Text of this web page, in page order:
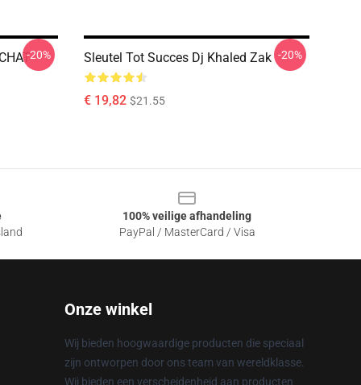
-20% Sleutel Tot Succes Dj Khaled Zak
€ 19,82 $21.55
-20%
100% veilige afhandeling
PayPal / MasterCard / Visa
Onze winkel
Wij bieden hoogwaardige producten die speciaal
zijn ontworpen door ons team van wereldklasse.
Wij bieden een verscheidenheid aan producten